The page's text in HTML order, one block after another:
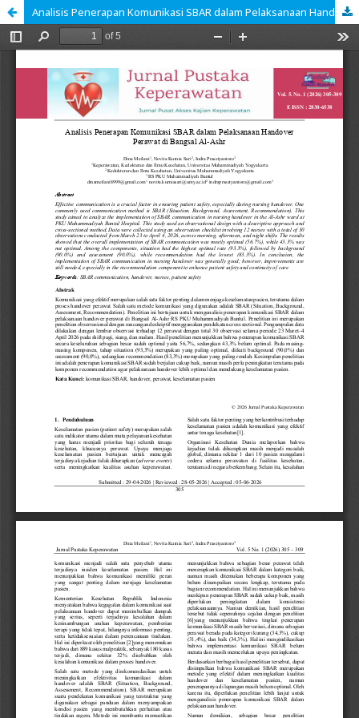
Analisis Penerapan Komunikasi SBAR dalam Pelaksanaan Handover Perawat di Bangsal Al-Ashr